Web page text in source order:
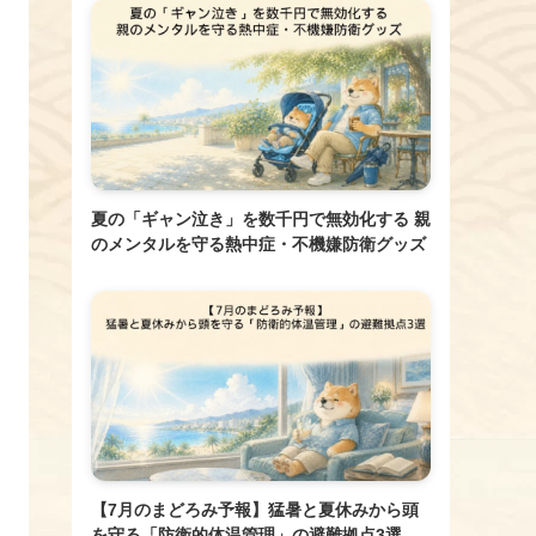
夏の「ギャン泣き」を数千円で無効化する 親
のメンタルを守る熱中症・不機嫌防衛グッズ
【7月のまどろみ予報】猛暑と夏休みから頭